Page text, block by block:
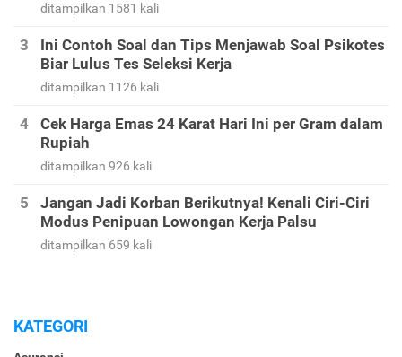
ditampilkan 1581 kali
Ini Contoh Soal dan Tips Menjawab Soal Psikotes
Biar Lulus Tes Seleksi Kerja
ditampilkan 1126 kali
Cek Harga Emas 24 Karat Hari Ini per Gram dalam
Rupiah
ditampilkan 926 kali
Jangan Jadi Korban Berikutnya! Kenali Ciri-Ciri
Modus Penipuan Lowongan Kerja Palsu
ditampilkan 659 kali
KATEGORI